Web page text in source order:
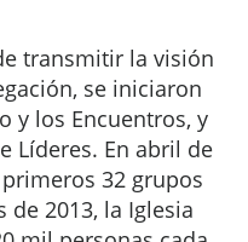
transmitir la visión
se iniciaron
y los Encuentros, y
Líderes. En abril de
32 grupos
2013, la Iglesia